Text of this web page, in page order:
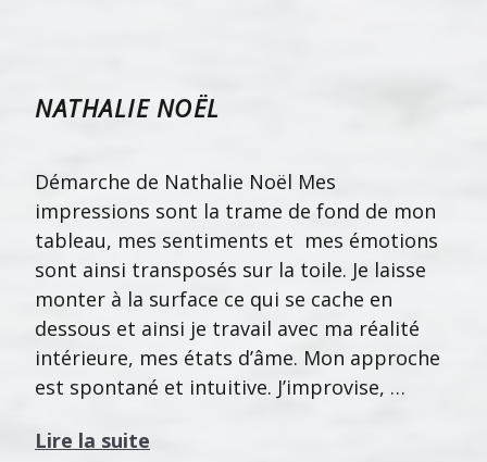
NATHALIE NOËL
Démarche de Nathalie Noël Mes
impressions sont la trame de fond de mon
tableau, mes sentiments et mes émotions
sont ainsi transposés sur la toile. Je laisse
monter à la surface ce qui se cache en
dessous et ainsi je travail avec ma réalité
intérieure, mes états d’âme. Mon approche
est spontané et intuitive. J’improvise, …
Lire la suite